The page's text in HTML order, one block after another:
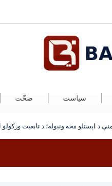
سیاست صحّت
اېستلو مخه ونیوله؛ د تابعیت ورکولو